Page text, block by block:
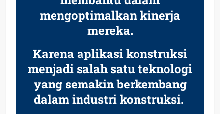
mengoptimalkan kinerja
mereka.
Karena aplikasi konstruksi
menjadi salah satu teknologi
yang semakin berkembang
dalam industri konstruksi.